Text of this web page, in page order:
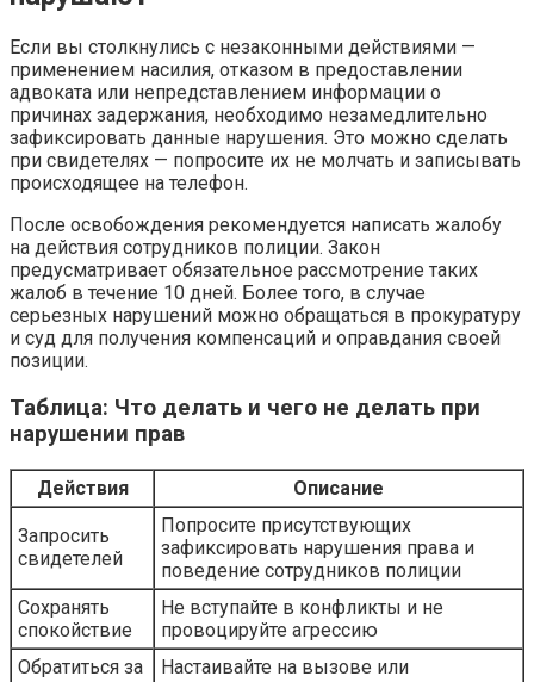
Если вы столкнулись с незаконными действиями —
применением насилия, отказом в предоставлении
адвоката или непредставлением информации о
причинах задержания, необходимо незамедлительно
зафиксировать данные нарушения. Это можно сделать
при свидетелях — попросите их не молчать и записывать
происходящее на телефон.
После освобождения рекомендуется написать жалобу
на действия сотрудников полиции. Закон
предусматривает обязательное рассмотрение таких
жалоб в течение 10 дней. Более того, в случае
серьезных нарушений можно обращаться в прокуратуру
и суд для получения компенсаций и оправдания своей
позиции.
Таблица: Что делать и чего не делать при
нарушении прав
Действия Описание
Запросить
свидетелей
Попросите присутствующих
зафиксировать нарушения права и
поведение сотрудников полиции
Сохранять
спокойствие
Не вступайте в конфликты и не
провоцируйте агрессию
Обратиться за
Настаивайте на вызове или